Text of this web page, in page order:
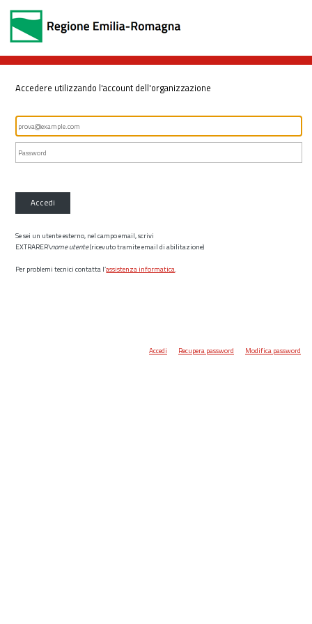
Accedere utilizzando l'account dell'organizzazione
Accedi
Se sei un utente esterno, nel campo email, scrivi
EXTRARER\nome utente(ricevuto tramite email di abilitazione)
Per problemi tecnici contatta l’assistenza informatica.
Accedi Recupera password Modifica password